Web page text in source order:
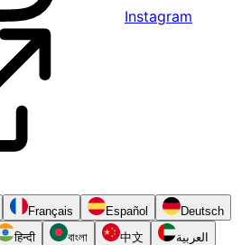
Instagram
Français Español
Deutsch
हिन्दी বাংলা 中文 العربية